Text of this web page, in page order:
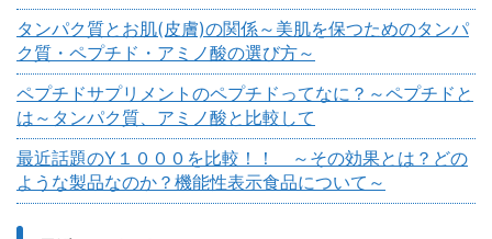
タンパク質とお肌(皮膚)の関係～美肌を保つためのタンパ
ク質・ペプチド・アミノ酸の選び方～
ペプチドサプリメントのペプチドってなに？～ペプチドと
は～タンパク質、アミノ酸と比較して
最近話題のY１０００を比較！！ ～その効果とは？どの
ような製品なのか？機能性表示食品について～